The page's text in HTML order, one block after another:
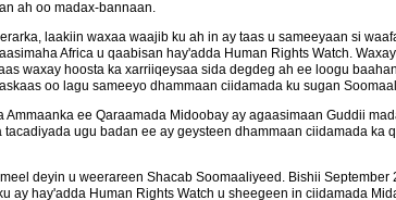
ah oo madax-bannaan.
laakiin waxaa waajib ku ah in ay taas u sameeyaan si
Africa u qaabisan hay'adda Human Rights Watch.
waxay hoosta ka xarriiqeysaa sida degdeg ah ee loogu
oo lagu sameeyo dhammaan ciidamada ku sugan
Ammaanka ee Qaraamada Midoobay ay agaasimaan Guddii
ugu badan ee ay geysteen dhammaan ciidamada ka
deyin u weerareen Shacab Soomaaliyeed. Bishii September
ay hay'adda Human Rights Watch u sheegeen in ciidamada